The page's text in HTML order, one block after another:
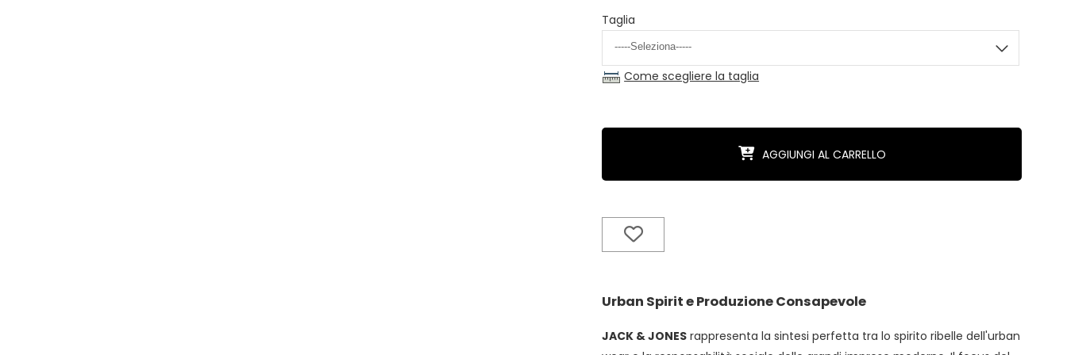
Taglia
Come scegliere la taglia
AGGIUNGI AL CARRELLO
Urban Spirit e Produzione Consapevole
JACK & JONES rappresenta la sintesi perfetta tra lo spirito ribelle dell'urban